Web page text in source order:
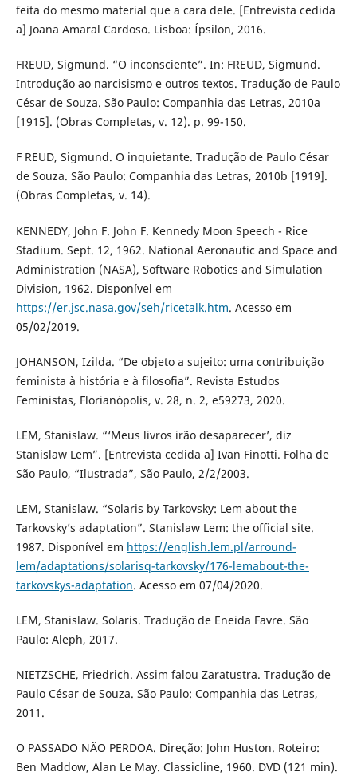
feita do mesmo material que a cara dele. [Entrevista cedida
a] Joana Amaral Cardoso. Lisboa: Ípsilon, 2016.
FREUD, Sigmund. “O inconsciente”. In: FREUD, Sigmund.
Introdução ao narcisismo e outros textos. Tradução de Paulo
César de Souza. São Paulo: Companhia das Letras, 2010a
[1915]. (Obras Completas, v. 12). p. 99-150.
F REUD, Sigmund. O inquietante. Tradução de Paulo César
de Souza. São Paulo: Companhia das Letras, 2010b [1919].
(Obras Completas, v. 14).
KENNEDY, John F. John F. Kennedy Moon Speech - Rice
Stadium. Sept. 12, 1962. National Aeronautic and Space and
Administration (NASA), Software Robotics and Simulation
Division, 1962. Disponível em
https://er.jsc.nasa.gov/seh/ricetalk.htm. Acesso em
05/02/2019.
JOHANSON, Izilda. “De objeto a sujeito: uma contribuição
feminista à história e à filosofia”. Revista Estudos
Feministas, Florianópolis, v. 28, n. 2, e59273, 2020.
LEM, Stanislaw. “‘Meus livros irão desaparecer’, diz
Stanislaw Lem”. [Entrevista cedida a] Ivan Finotti. Folha de
São Paulo, “Ilustrada”, São Paulo, 2/2/2003.
LEM, Stanislaw. “Solaris by Tarkovsky: Lem about the
Tarkovsky’s adaptation”. Stanislaw Lem: the official site.
1987. Disponível em https://english.lem.pl/arround-
lem/adaptations/solarisq-tarkovsky/176-lemabout-the-
tarkovskys-adaptation. Acesso em 07/04/2020.
LEM, Stanislaw. Solaris. Tradução de Eneida Favre. São
Paulo: Aleph, 2017.
NIETZSCHE, Friedrich. Assim falou Zaratustra. Tradução de
Paulo César de Souza. São Paulo: Companhia das Letras,
2011.
O PASSADO NÃO PERDOA. Direção: John Huston. Roteiro:
Ben Maddow, Alan Le May. Classicline, 1960. DVD (121 min).